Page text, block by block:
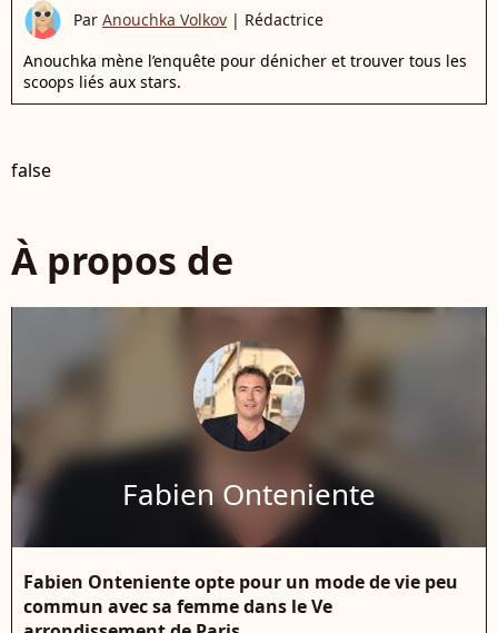
Par Anouchka Volkov | Rédactrice
Anouchka mène l’enquête pour dénicher et trouver tous les
scoops liés aux stars.
false
À propos de
Fabien Onteniente
Fabien Onteniente opte pour un mode de vie peu
commun avec sa femme dans le Ve